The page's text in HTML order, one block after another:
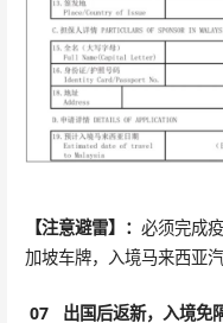
【注意避雷】： 必须完成
加坡车牌，入境马来西亚
07 出国后返新，入境免